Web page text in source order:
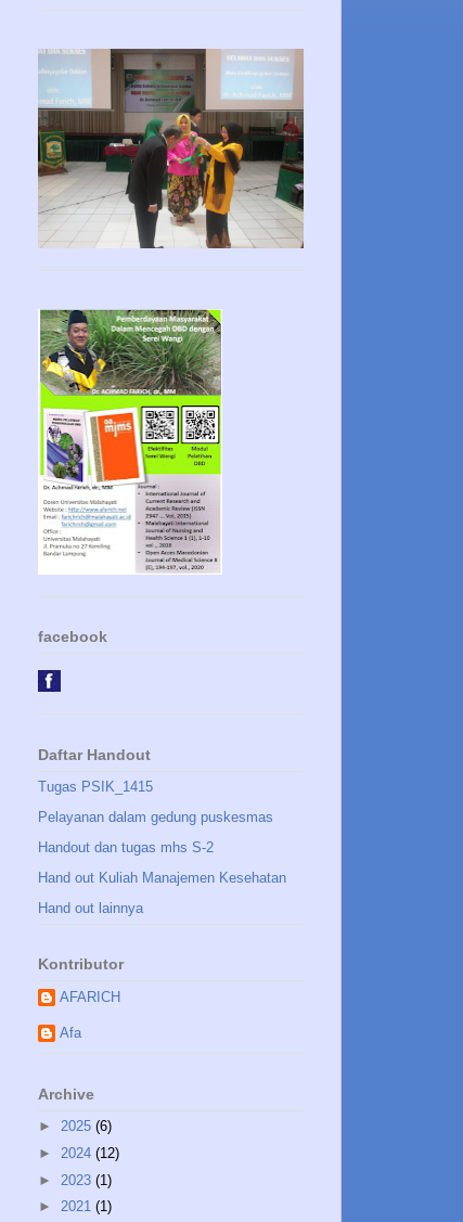
facebook
Daftar Handout
Tugas PSIK_1415
Pelayanan dalam gedung puskesmas
Handout dan tugas mhs S-2
Hand out Kuliah Manajemen Kesehatan
Hand out lainnya
Kontributor
AFARICH
Afa
Archive
► 2025 (6)
► 2024 (12)
► 2023 (1)
► 2021 (1)